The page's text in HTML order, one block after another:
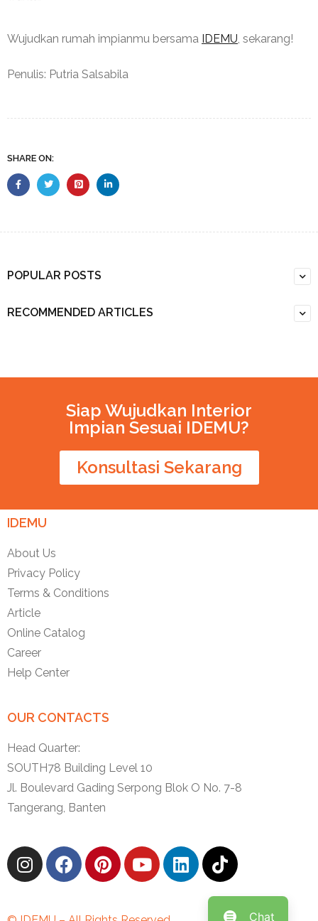
Wujudkan rumah impianmu bersama IDEMU, sekarang!
Penulis: Putria Salsabila
SHARE ON:
POPULAR POSTS
RECOMMENDED ARTICLES
Siap Wujudkan Interior
Impian Sesuai IDEMU?
Konsultasi Sekarang
IDEMU
About Us
Privacy Policy
Terms & Conditions
Article
Online Catalog
Career
Help Center
OUR CONTACTS
Head Quarter:
SOUTH78 Building Level 10
Jl. Boulevard Gading Serpong Blok O No. 7-8
Tangerang, Banten
Chat